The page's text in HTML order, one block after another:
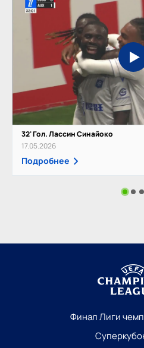
32' Гол. Лассин Синайоко
17.05.2026
Подробнее
Финал Лиги